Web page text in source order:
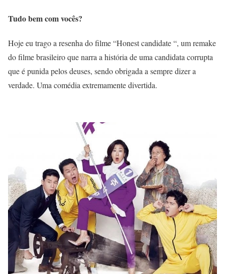
Tudo bem com vocês?
Hoje eu trago a resenha do filme “Honest candidate “, um remake
do filme brasileiro que narra a história de uma candidata corrupta
que é punida pelos deuses, sendo obrigada a sempre dizer a
verdade. Uma comédia extremamente divertida.